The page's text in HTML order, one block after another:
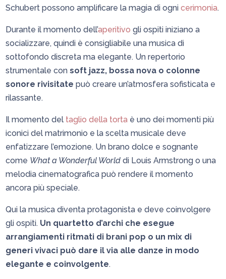
Schubert possono amplificare la magia di ognicerimonia.
Durante il momento dell’aperitivo gli ospiti iniziano a
socializzare, quindi è consigliabile una musica di
sottofondo discreta ma elegante. Un repertorio
strumentale consoft jazz, bossa nova o colonne
sonore rivisitate può creare un’atmosfera sofisticata e
rilassante.
Il momento del taglio della torta è uno dei momenti più
iconici del matrimonio e la scelta musicale deve
enfatizzare l’emozione. Un brano dolce e sognante
come What a Wonderful World di Louis Armstrong o una
melodia cinematografica può rendere il momento
ancora più speciale.
Qui la musica diventa protagonista e deve coinvolgere
gli ospiti. Un quartetto d’archi che esegue
arrangiamenti ritmati di brani pop o un mix di
generi vivaci può dare il via alle danze in modo
elegante e coinvolgente.